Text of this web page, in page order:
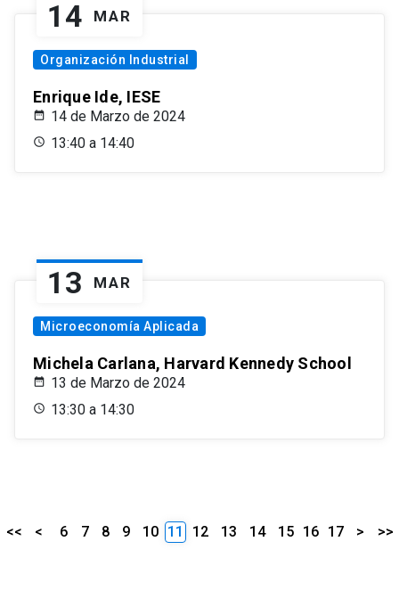
14 MAR
Organización Industrial
Enrique Ide, IESE
14 de Marzo de 2024
13:40 a 14:40
13 MAR
Microeconomía Aplicada
Michela Carlana, Harvard Kennedy School
13 de Marzo de 2024
13:30 a 14:30
<< < 6 7 8 9 10 11 12 13 14 15 16 17 > >>